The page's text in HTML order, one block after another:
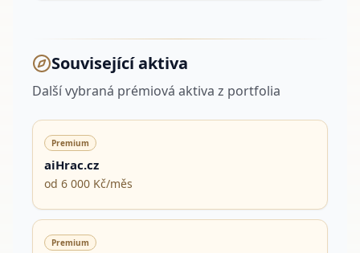
Související aktiva
Další vybraná prémiová aktiva z portfolia
Premium
aiHrac.cz
od 6 000 Kč/měs
Premium